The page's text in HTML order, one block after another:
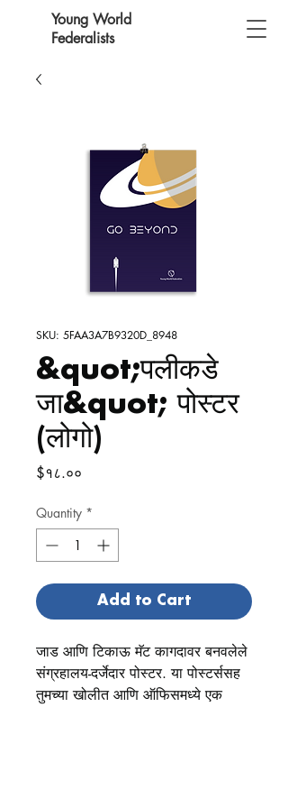
Young World
Federalists
SKU: 5FAA3A7B9320D_8948
&quot;पलीकडे
जा&quot; पोस्टर
(लोगो)
$१८.००
Quantity *
Add to Cart
जाड आणि टिकाऊ मॅट कागदावर बनवलेले
संग्रहालय-दर्जेदार पोस्टर. या पोस्टर्ससह
तुमच्या खोलीत आणि ऑफिसमध्ये एक